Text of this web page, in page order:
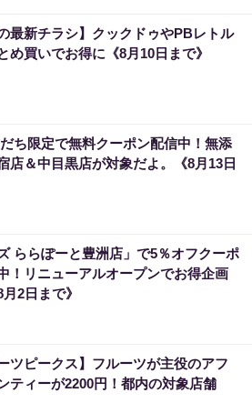
最新チラシ】クックドゥやPBレトル
め買いでお得に《8月10日まで》
ち限定で無料クーポン配信中！無添
店＆中目黒店が対象だよ。《8月13日
ららぽーと豊洲店」で5％オフクーポ
！リニューアルオープンでお得企画
2日まで》
ツピークス】フルーツが主役のアフ
ティーが2200円！都内の対象店舗